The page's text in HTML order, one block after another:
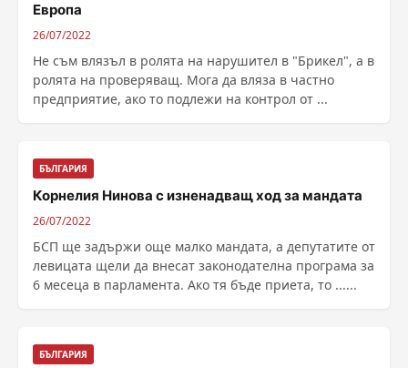
Европа
26/07/2022
Не съм влязъл в ролята на нарушител в "Брикел", а в
ролята на проверяващ. Мога да вляза в частно
предприятие, ако то подлежи на контрол от ...
БЪЛГАРИЯ
Корнелия Нинова с изненадващ ход за мандата
26/07/2022
БСП ще задържи още малко мандата, а депутатите от
левицата щели да внесат законодателна програма за
6 месеца в парламента. Ако тя бъде приета, то ......
БЪЛГАРИЯ